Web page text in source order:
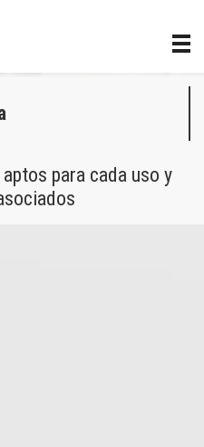
para cada uso y